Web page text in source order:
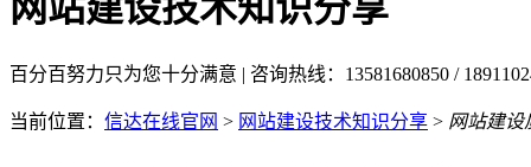
网站建设技术知识分享
百分百努力只为您十分满意 | 咨询热线：13581680850 /
当前位置： 信达在线官网 > 网站建设技术知识分享 > 网站建设